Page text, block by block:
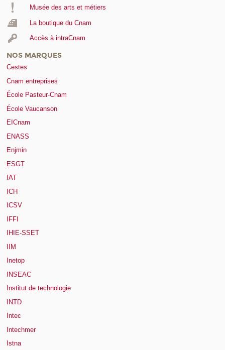
Musée des arts et métiers
La boutique du Cnam
Accès à intraCnam
NOS MARQUES
Cestes
Cnam entreprises
École Pasteur-Cnam
École Vaucanson
EICnam
ENASS
Enjmin
ESGT
IAT
ICH
ICSV
IFFI
IHIE-SSET
IIM
Inetop
INSEAC
Institut de technologie
INTD
Intec
Intechmer
Istna